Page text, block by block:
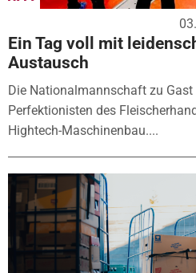
Ein Tag voll mit
Austausch
Die Nationalmannschaft zu Gast
Perfektionisten des
Hightech-Maschinenbau....